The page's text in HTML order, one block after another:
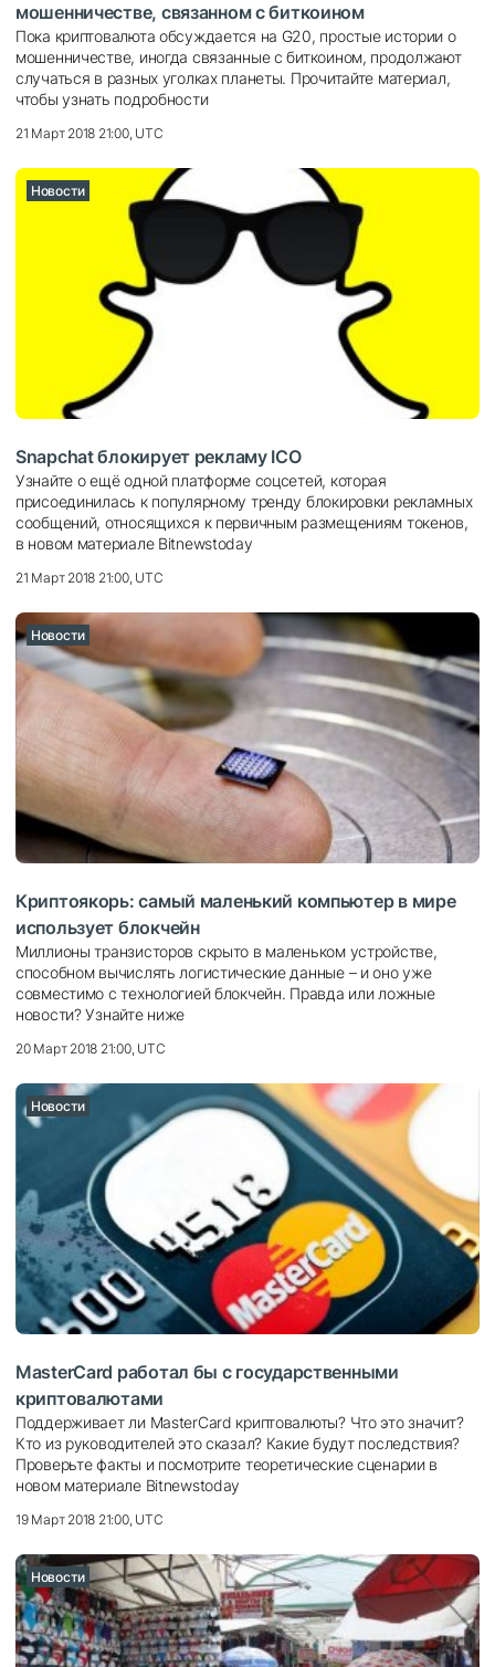
мошенничестве, связанном с биткоином
Пока криптовалюта обсуждается на G20, простые истории о
мошенничестве, иногда связанные с биткоином, продолжают
случаться в разных уголках планеты. Прочитайте материал,
чтобы узнать подробности
21 Март 2018 21:00, UTC
Новости
Snapchat блокирует рекламу ICO
Узнайте о ещё одной платформе соцсетей, которая
присоединилась к популярному тренду блокировки рекламных
сообщений, относящихся к первичным размещениям токенов,
в новом материале Bitnewstoday
21 Март 2018 21:00, UTC
Новости
Криптоякорь: самый маленький компьютер в мире
использует блокчейн
Миллионы транзисторов скрыто в маленьком устройстве,
способном вычислять логистические данные – и оно уже
совместимо с технологией блокчейн. Правда или ложные
новости? Узнайте ниже
20 Март 2018 21:00, UTC
Новости
MasterCard работал бы с государственными
криптовалютами
Поддерживает ли MasterCard криптовалюты? Что это значит?
Кто из руководителей это сказал? Какие будут последствия?
Проверьте факты и посмотрите теоретические сценарии в
новом материале Bitnewstoday
19 Март 2018 21:00, UTC
Новости